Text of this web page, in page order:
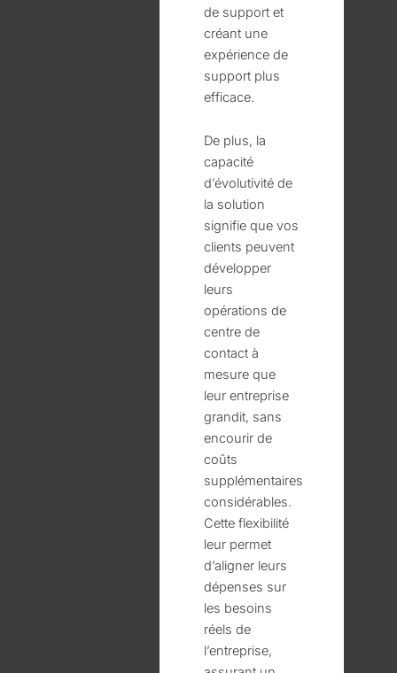
de support et
créant une
expérience de
support plus
efficace.
De plus, la
capacité
d’évolutivité de
la solution
signifie que vos
clients peuvent
développer
leurs
opérations de
centre de
contact à
mesure que
leur entreprise
grandit, sans
encourir de
coûts
supplémentaires
considérables.
Cette flexibilité
leur permet
d’aligner leurs
dépenses sur
les besoins
réels de
l’entreprise,